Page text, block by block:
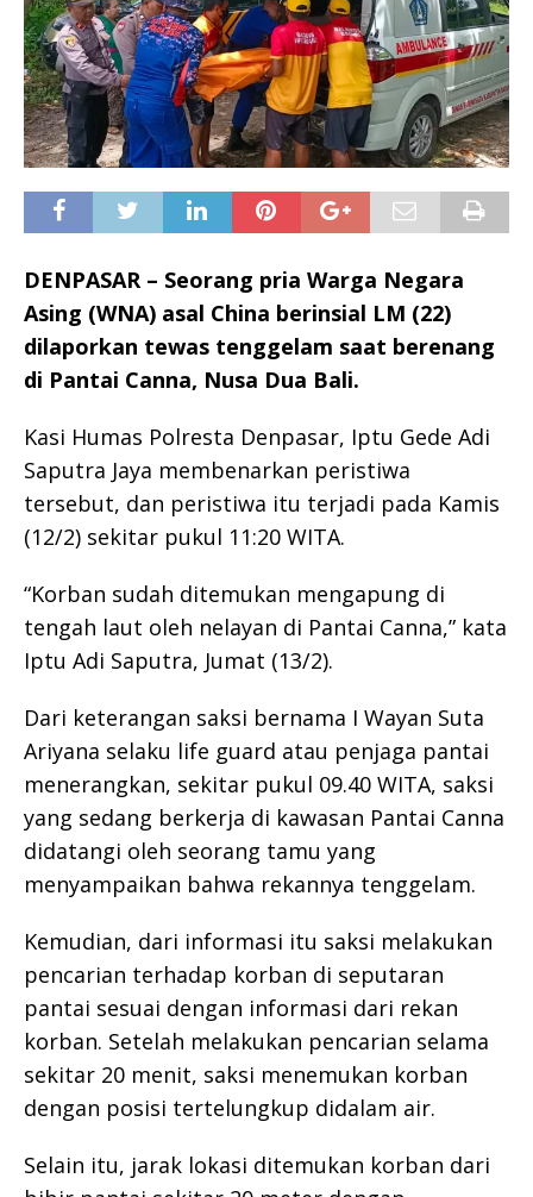
DENPASAR – Seorang pria Warga Negara
Asing (WNA) asal China berinsial LM (22)
dilaporkan tewas tenggelam saat berenang
di Pantai Canna, Nusa Dua Bali.
Kasi Humas Polresta Denpasar, Iptu Gede Adi
Saputra Jaya membenarkan peristiwa
tersebut, dan peristiwa itu terjadi pada Kamis
(12/2) sekitar pukul 11:20 WITA.
“Korban sudah ditemukan mengapung di
tengah laut oleh nelayan di Pantai Canna,” kata
Iptu Adi Saputra, Jumat (13/2).
Dari keterangan saksi bernama I Wayan Suta
Ariyana selaku life guard atau penjaga pantai
menerangkan, sekitar pukul 09.40 WITA, saksi
yang sedang berkerja di kawasan Pantai Canna
didatangi oleh seorang tamu yang
menyampaikan bahwa rekannya tenggelam.
Kemudian, dari informasi itu saksi melakukan
pencarian terhadap korban di seputaran
pantai sesuai dengan informasi dari rekan
korban. Setelah melakukan pencarian selama
sekitar 20 menit, saksi menemukan korban
dengan posisi tertelungkup didalam air.
Selain itu, jarak lokasi ditemukan korban dari